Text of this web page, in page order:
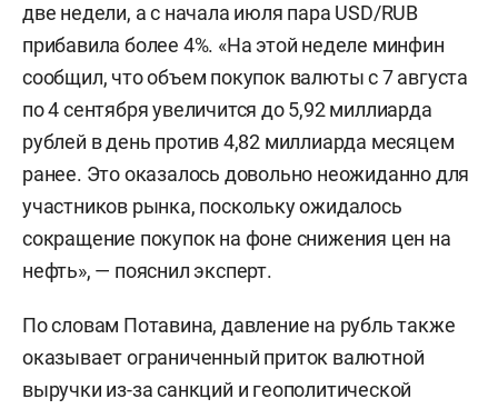
две недели, а с начала июля пара USD/RUB
прибавила более 4%. «На этой неделе минфин
сообщил, что объем покупок валюты с 7 августа
по 4 сентября увеличится до 5,92 миллиарда
рублей в день против 4,82 миллиарда месяцем
ранее. Это оказалось довольно неожиданно для
участников рынка, поскольку ожидалось
сокращение покупок на фоне снижения цен на
нефть», — пояснил эксперт.
По словам Потавина, давление на рубль также
оказывает ограниченный приток валютной
выручки из-за санкций и геополитической